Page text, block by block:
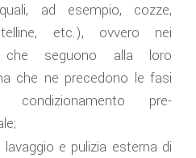
ad esempio, cozze,
etc.), ovvero nei
che seguono alla loro
che ne precedono le fasi
pre-
e pulizia esterna di